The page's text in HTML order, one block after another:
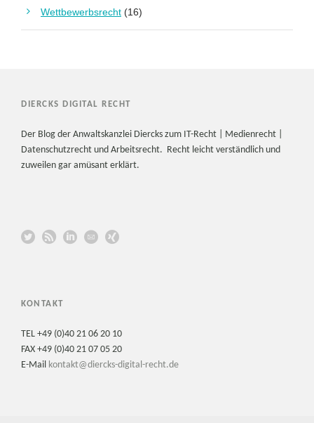
Wettbewerbsrecht (16)
DIERCKS DIGITAL RECHT
Der Blog der Anwaltskanzlei Diercks zum IT-Recht | Medienrecht |
Datenschutzrecht und Arbeitsrecht. Recht leicht verständlich und
zuweilen gar amüsant erklärt.
KONTAKT
TEL +49 (0)40 21 06 20 10
FAX +49 (0)40 21 07 05 20
E-Mail kontakt@diercks-digital-recht.de